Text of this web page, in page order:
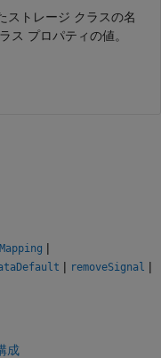
ストレージ クラスの名
ス プロパティの値。
|
| removeSignal |
成